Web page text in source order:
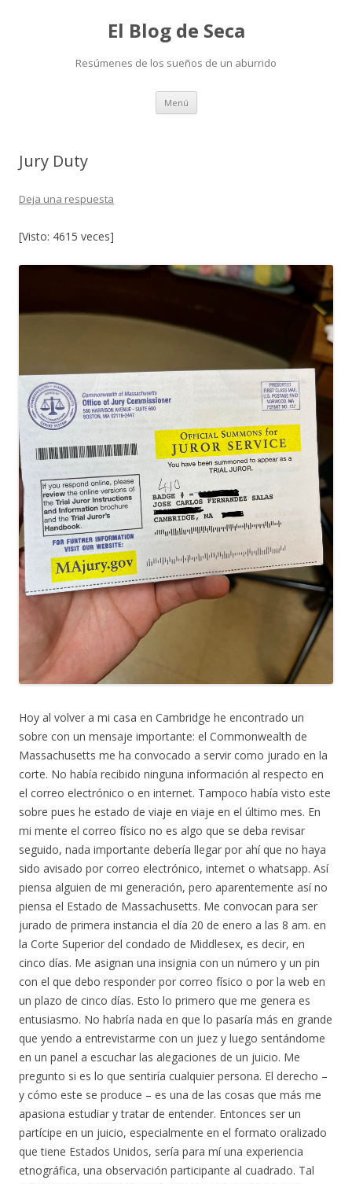
El Blog de Seca
Resúmenes de los sueños de un aburrido
Menú Ir
contenido
Jury Duty
Deja una respuesta
[Visto: 4615 veces]
Hoy al volver a mi casa en Cambridge he encontrado un
sobre con un mensaje importante: el Commonwealth de
Massachusetts me ha convocado a servir como jurado en la
corte. No había recibido ninguna información al respecto en
el correo electrónico o en internet. Tampoco había visto este
sobre pues he estado de viaje en viaje en el último mes. En
mi mente el correo físico no es algo que se deba revisar
seguido, nada importante debería llegar por ahí que no haya
sido avisado por correo electrónico, internet o whatsapp. Así
piensa alguien de mi generación, pero aparentemente así no
piensa el Estado de Massachusetts. Me convocan para ser
jurado de primera instancia el día 20 de enero a las 8 am. en
la Corte Superior del condado de Middlesex, es decir, en
cinco días. Me asignan una insignia con un número y un pin
con el que debo responder por correo físico o por la web en
un plazo de cinco días. Esto lo primero que me genera es
entusiasmo. No habría nada en que lo pasaría más en grande
que yendo a entrevistarme con un juez y luego sentándome
en un panel a escuchar las alegaciones de un juicio. Me
pregunto si es lo que sentiría cualquier persona. El derecho –
y cómo este se produce – es una de las cosas que más me
apasiona estudiar y tratar de entender. Entonces ser un
partícipe en un juicio, especialmente en el formato oralizado
que tiene Estados Unidos, sería para mí una experiencia
etnográfica, una observación participante al cuadrado. Tal